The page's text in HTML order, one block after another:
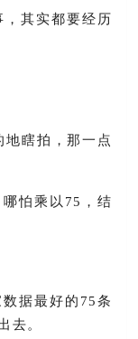
其实都要经历
瞎拍，那一点
怕乘以75，结
据最好的75条
去。